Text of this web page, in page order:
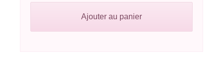
Ajouter au panier